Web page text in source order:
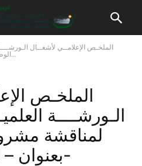
الملخـص الإعلامــي لأشغــال
الوطنيـــــة لمناقشة مشروع برنامج وطني...
الملخـص
الـورشــــة
لمناقشة
بعنوان – الأمن المجتمعي-